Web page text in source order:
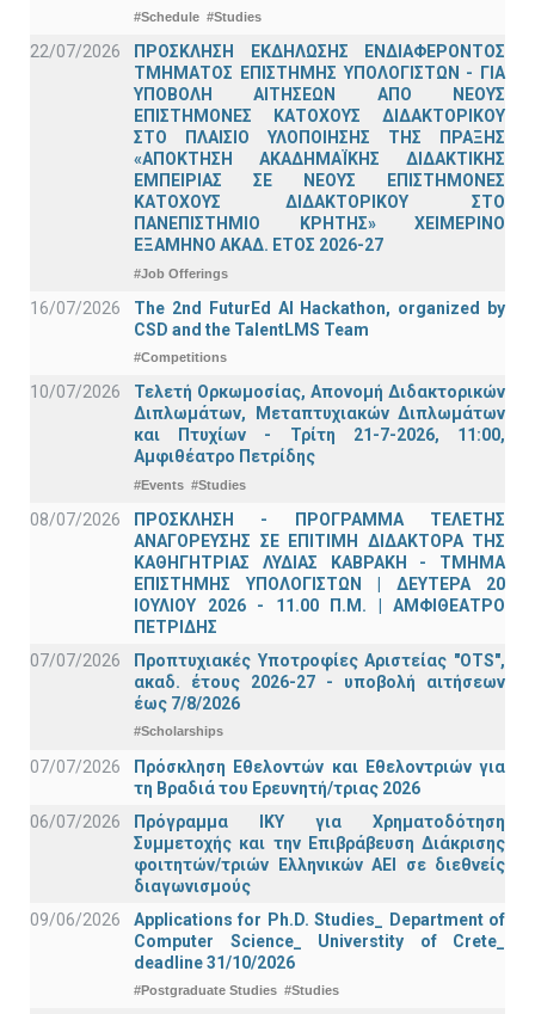
#Schedule #Studies
22/07/2026
ΠΡΟΣΚΛΗΣΗ ΕΚΔΗΛΩΣΗΣ ΕΝΔΙΑΦΕΡΟΝΤΟΣ
ΤΜΗΜΑΤΟΣ ΕΠΙΣΤΗΜΗΣ ΥΠΟΛΟΓΙΣΤΩΝ - ΓΙΑ
ΥΠΟΒΟΛΗ ΑΙΤΗΣΕΩΝ ΑΠΟ ΝΕΟΥΣ
ΕΠΙΣΤΗΜΟΝΕΣ ΚΑΤΟΧΟΥΣ ΔΙΔΑΚΤΟΡΙΚΟΥ
ΣΤΟ ΠΛΑΙΣΙΟ ΥΛΟΠΟΙΗΣΗΣ ΤΗΣ ΠΡΑΞΗΣ
«ΑΠΟΚΤΗΣΗ ΑΚΑΔΗΜΑΪΚΗΣ ΔΙΔΑΚΤΙΚΗΣ
ΕΜΠΕΙΡΙΑΣ ΣΕ ΝΕΟΥΣ ΕΠΙΣΤΗΜΟΝΕΣ
ΚΑΤΟΧΟΥΣ ΔΙΔΑΚΤΟΡΙΚΟΥ ΣΤΟ
ΠΑΝΕΠΙΣΤΗΜΙΟ ΚΡΗΤΗΣ» ΧΕΙΜΕΡΙΝΟ
ΕΞΑΜΗΝΟ ΑΚΑΔ. ΕΤΟΣ 2026-27
#Job Offerings
16/07/2026
The 2nd FuturEd AI Hackathon, organized by
CSD and the TalentLMS Team
#Competitions
10/07/2026
Τελετή Ορκωμοσίας, Απονομή Διδακτορικών
Διπλωμάτων, Μεταπτυχιακών Διπλωμάτων
και Πτυχίων - Τρίτη 21-7-2026, 11:00,
Αμφιθέατρο Πετρίδης
#Events #Studies
08/07/2026
ΠΡΟΣΚΛΗΣΗ - ΠΡΟΓΡΑΜΜΑ ΤΕΛΕΤΗΣ
ΑΝΑΓΟΡΕΥΣΗΣ ΣΕ ΕΠΙΤΙΜΗ ΔΙΔΑΚΤΟΡΑ ΤΗΣ
ΚΑΘΗΓΗΤΡΙΑΣ ΛΥΔΙΑΣ ΚΑΒΡΑΚΗ - ΤΜΗΜΑ
ΕΠΙΣΤΗΜΗΣ ΥΠΟΛΟΓΙΣΤΩΝ | ΔΕΥΤΕΡΑ 20
ΙΟΥΛΙΟΥ 2026 - 11.00 Π.Μ. | ΑΜΦΙΘΕΑΤΡΟ
ΠΕΤΡΙΔΗΣ
07/07/2026
Προπτυχιακές Υποτροφίες Αριστείας "OTS",
ακαδ. έτους 2026-27 - υποβολή αιτήσεων
έως 7/8/2026
#Scholarships
07/07/2026
Πρόσκληση Εθελοντών και Εθελοντριών για
τη Βραδιά του Ερευνητή/τριας 2026
06/07/2026
Πρόγραμμα ΙΚΥ για Χρηματοδότηση
Συμμετοχής και την Επιβράβευση Διάκρισης
φοιτητών/τριών Ελληνικών ΑΕΙ σε διεθνείς
διαγωνισμούς
09/06/2026
Applications for Ph.D. Studies_ Department of
Computer Science_ Universtity of Crete_
deadline 31/10/2026
#Postgraduate Studies #Studies